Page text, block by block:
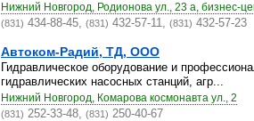
Нижний Новгород, Родионова ул., 23 а, бизнес-
(831) 434-88-45, (831) 432-57-11, (831) 432-57-23
Автоком-Радий, ТД, ООО
Гидравлическое оборудование и
гидравлических насосных станций, агр...
Нижний Новгород, Комарова космонавта ул., 2
(831) 252-33-48, (831) 250-40-67